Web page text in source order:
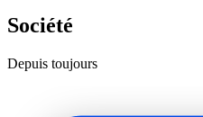
Société
Depuis toujours